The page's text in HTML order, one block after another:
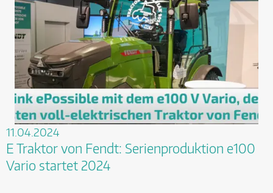
11.04.2024
E Traktor von Fendt: Serienproduktion e100
Vario startet 2024